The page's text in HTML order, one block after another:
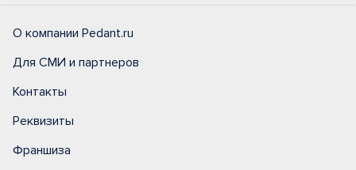
О компании Pedant.ru
Для СМИ и партнеров
Контакты
Реквизиты
Франшиза